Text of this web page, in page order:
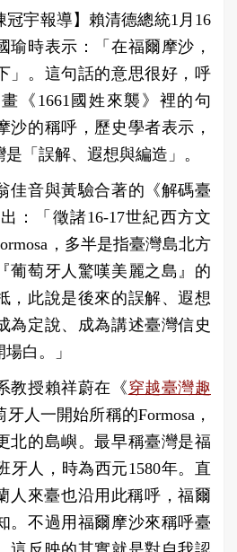
冠宇報導】賴清德總統1月16
瑜時表示：「在福爾摩沙，
」。這句話的意思很好，呼
《1661國姓來襲》裡的句
沙的稱呼，歷史學者表示，
「誤解、遐想與編造」。
佳音與黃驗合著的《解碼臺
：「徵諸16-17世紀西方文
，多半是指臺灣島北方
葡萄牙人驚嘆美麗之島』的
，此說是後來的誤解、遐想
為定說、成為講述臺灣信史
白。」
教授賴祥蔚在《穿越臺灣趣
人一開始所稱的Formosa，
北的島嶼。最早稱臺灣是福
牙人，時為西元1580年。直
人來臺也沿用此稱呼，福爾
。不過用福爾摩沙來稱呼臺